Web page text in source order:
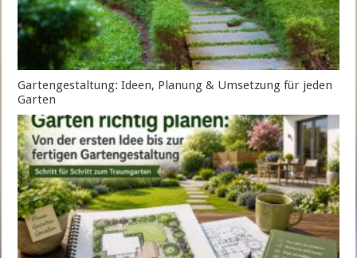
Gartengestaltung: Ideen, Planung & Umsetzung für jeden
Garten